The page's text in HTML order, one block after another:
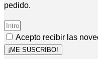
pedido.
Acepto recibir las
¡ME SUSCRIBO!